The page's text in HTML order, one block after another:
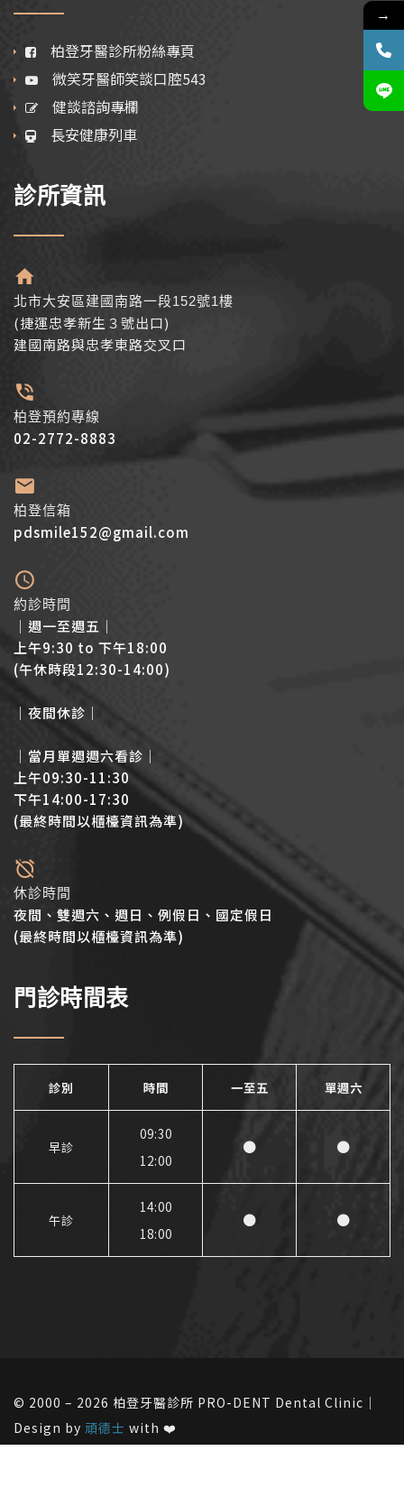
柏登牙醫診所粉絲專頁
微笑牙醫師笑談口腔543
健談諮詢專欄
長安健康列車
診所資訊
北市大安區建國南路一段152號1樓
(捷運忠孝新生３號出口)
建國南路與忠孝東路交叉口
柏登預約專線
02-2772-8883
柏登信箱
pdsmile152@gmail.com
約診時間
│週一至週五│
上午9:30 to 下午18:00
(午休時段12:30-14:00)
│夜間休診│
│當月單週週六看診│
上午09:30-11:30
下午14:00-17:30
(最終時間以櫃檯資訊為準)
休診時間
夜間、雙週六、週日、例假日、國定假日
(最終時間以櫃檯資訊為準)
門診時間表
診別 時間 一至五 單週六
早診
09:30
12:00
● ●
午診
14:00
18:00
● ●
© 2000 – 2026 柏登牙醫診所 PRO-DENT Dental Clinic｜
Design by 頑德士 with ❤️
→